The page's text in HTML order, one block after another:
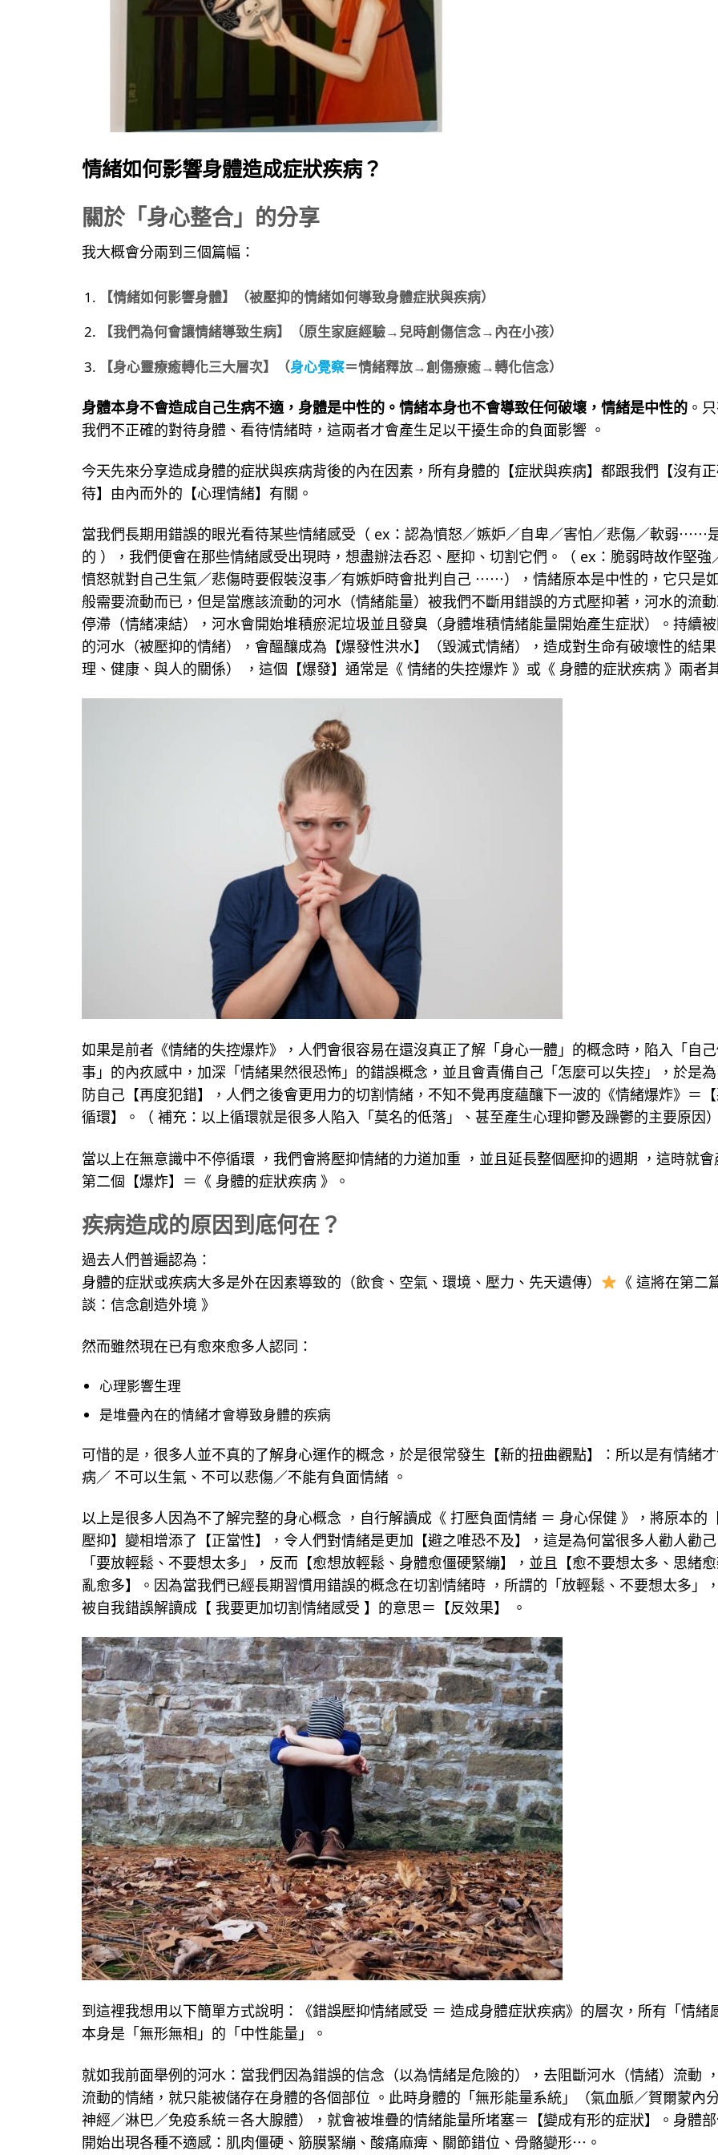
情緒如何影響身體造成症狀疾病？
關於「身心整合」的分享
我大概會分兩到三個篇幅：
【情緒如何影響身體】（被壓抑的情緒如何導致身體症狀與疾病）
【我們為何會讓情緒導致生病】（原生家庭經驗→兒時創傷信念→內在小孩）
【身心靈療癒轉化三大層次】（身心覺察＝情緒釋放→創傷療癒→轉化信念）
身體本身不會造成自己生病不適，身體是中性的。情緒本身也不會導致任何破壞，情緒是中性的 。
我們不正確的對待身體、看待情緒時，這兩者才會產生足以干擾生命的負面影響 。
今天先來分享造成身體的症狀與疾病背後的內在因素，所有身體的【症狀與疾病】都跟我們【沒有
待】由內而外的【心理情緒】有關。
當我們長期用錯誤的眼光看待某些情緒感受（ ex：認為憤怒／嫉妒／自卑／害怕／悲傷／軟弱⋯⋯
的 ），我們便會在那些情緒感受出現時，想盡辦法呑忍、壓抑、切割它們。（ ex：脆弱時故作堅強
憤怒就對自己生氣／悲傷時要假裝沒事／有嫉妒時會批判自己 ⋯⋯），情緒原本是中性的，它只是
般需要流動而已，但是當應該流動的河水（情緒能量）被我們不斷用錯誤的方式壓抑著，河水的流
停滯（情緒凍結），河水會開始堆積瘀泥垃圾並且發臭（身體堆積情緒能量開始產生症狀）。持續
的河水（被壓抑的情緒），會醞釀成為【爆發性洪水】（毀滅式情緒），造成對生命有破壞性的結
理、健康、與人的關係） ，這個【爆發】通常是《 情緒的失控爆炸 》或《 身體的症狀疾病 》兩者
如果是前者《情緒的失控爆炸》，人們會很容易在還沒真正了解「身心一體」的概念時，陷入「自
事」的內疚感中，加深「情緒果然很恐怖」的錯誤概念，並且會責備自己「怎麼可以失控」，於是
防自己【再度犯錯】，人們之後會更用力的切割情緒，不知不覺再度蘊釀下一波的《情緒爆炸》＝
循環】。（ 補充：以上循環就是很多人陷入「莫名的低落」、甚至產生心理抑鬱及躁鬱的主要原因）
當以上在無意識中不停循環 ，我們會將壓抑情緒的力道加重 ，並且延長整個壓抑的週期 ，這時就會
第二個【爆炸】＝《 身體的症狀疾病 》。
疾病造成的原因到底何在？
過去人們普遍認為：
身體的症狀或疾病大多是外在因素導致的（飲食、空氣、環境、壓力、先天遺傳）
《 這將在第二
談：信念創造外境 》
然而雖然現在已有愈來愈多人認同：
心理影響生理
是堆疊內在的情緒才會導致身體的疾病
可惜的是，很多人並不真的了解身心運作的概念，於是很常發生【新的扭曲觀點】：所以是有情緒
病／ 不可以生氣、不可以悲傷／不能有負面情緒 。
以上是很多人因為不了解完整的身心概念 ，自行解讀成《 打壓負面情緒 ＝ 身心保健 》，將原本的
壓抑】變相增添了【正當性】，令人們對情緒是更加【避之唯恐不及】，這是為何當很多人勸人勸己
「要放輕鬆、不要想太多」，反而【愈想放輕鬆、身體愈僵硬緊繃】，並且【愈不要想太多、思緒
亂愈多】。因為當我們已經長期習慣用錯誤的概念在切割情緒時 ，所謂的「放輕鬆、不要想太多」
被自我錯誤解讀成【 我要更加切割情緒感受 】的意思＝【反效果】 。
到這裡我想用以下簡單方式說明：《錯誤壓抑情緒感受 ＝ 造成身體症狀疾病》的層次，所有「情緒
本身是「無形無相」的「中性能量」。
就如我前面舉例的河水：當我們因為錯誤的信念（以為情緒是危險的），去阻斷河水（情緒）流動
流動的情緒，就只能被儲存在身體的各個部位 。此時身體的「無形能量系統」（氣血脈／賀爾蒙內
神經／淋巴／免疫系統＝各大腺體），就會被堆疊的情緒能量所堵塞＝【變成有形的症狀】。身體
開始出現各種不適感：肌肉僵硬、筋膜緊繃、酸痛麻痺、關節錯位、骨骼變形⋯。